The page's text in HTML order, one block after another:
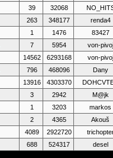
39 32068
263 348177 renda4
1 1476 83427
7 5954 von-pivoj
14562 6293168 von-pivoj
796 468096 Dany
13916 4303370
3 2942 M@jk
1 3203 markos
2 4365 Akouš
4089 2922720
688 524317 desel